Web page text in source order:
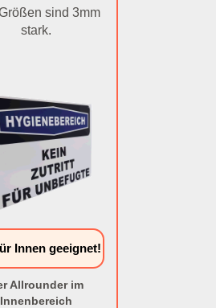
sind 3mm
stark.
Innen geeignet!
Allrounder im
Innenbereich